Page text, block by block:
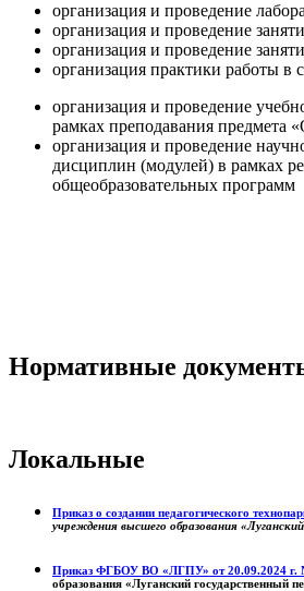
организация и проведение
организация и проведение
организация и проведение
организация практики работы в
организация и проведение
рамках преподавания предмета
организация и проведение
дисциплин (модулей) в рамках
общеобразовательных программ
Нормативные
Локальные
Приказ о создании педагогического
учреждения высшего образования
Приказ ФГБОУ ВО «ЛГПУ» от 20.09.2024
образования «Луганский государственный